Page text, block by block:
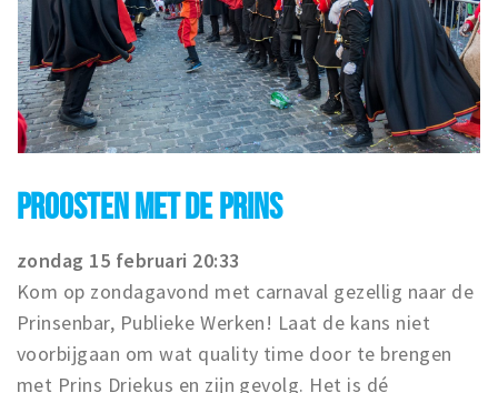
PROOSTEN MET DE PRINS
zondag 15 februari 20:33
Kom op zondagavond met carnaval gezellig naar de
Prinsenbar, Publieke Werken! Laat de kans niet
voorbijgaan om wat quality time door te brengen
met Prins Driekus en zijn gevolg. Het is dé